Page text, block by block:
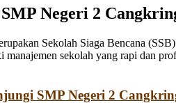
Negeri 2
Sekolah Siaga Bencana
sekolah yang rapi dan
SMP Negeri 2